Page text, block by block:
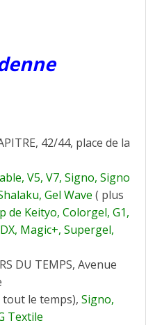
42/44, place de la
V5, V7, Signo, Signo
Gel Wave ( plus
de Keityo, Colorgel, G1,
Magic+, Supergel,
DU TEMPS, Avenue
tout le temps), Signo,
Textile